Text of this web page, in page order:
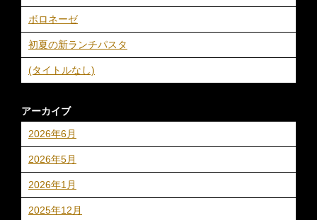
ボロネーゼ
初夏の新ランチパスタ
(タイトルなし)
アーカイブ
2026年6月
2026年5月
2026年1月
2025年12月